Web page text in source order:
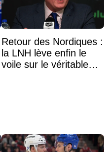
Retour des Nordiques :
la LNH lève enfin le
voile sur le véritable